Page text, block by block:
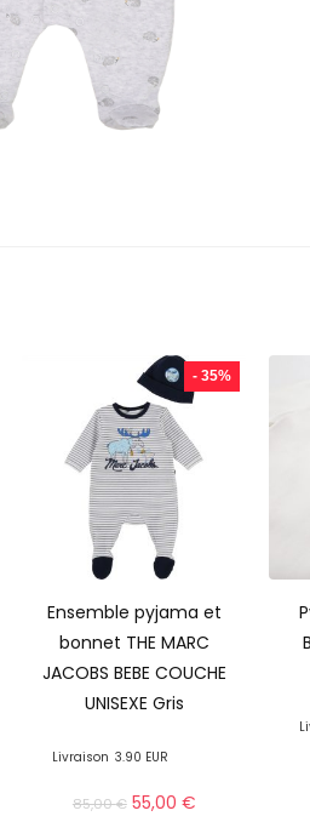
- 35%
Ensemble pyjama et
bonnet THE MARC
JACOBS BEBE COUCHE
UNISEXE Gris
Livraison 3.90 EUR
85,00€ 55,00 €